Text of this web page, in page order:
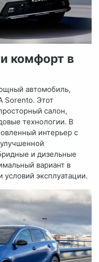
комфорт в
автомобиль,
Sorento. Этот
салон,
технологии. В
интерьер с
и дизельные
вариант в
условий эксплуатации.